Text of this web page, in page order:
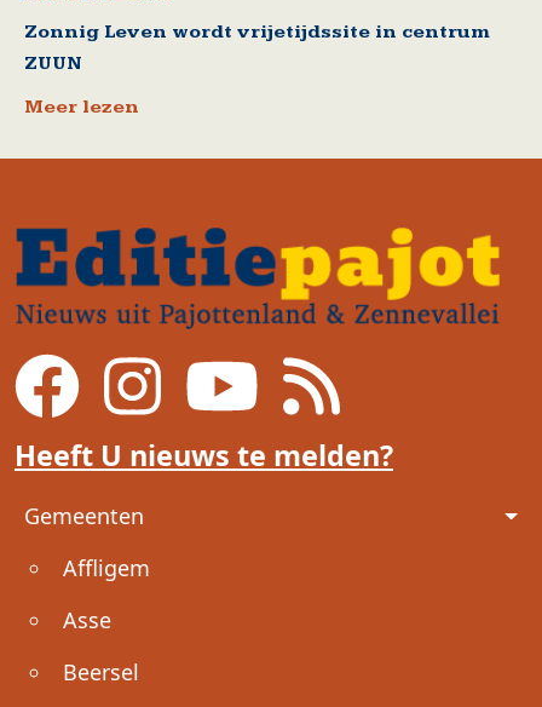
Zonnig Leven wordt vrijetijdssite in centrum
ZUUN
Meer lezen
Heeft U nieuws te melden?
Voet
Gemeenten
Affligem
Asse
Beersel